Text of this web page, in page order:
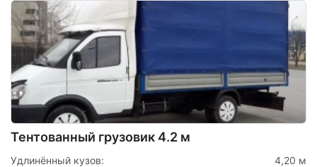
Тентованный грузовик 4.2 м
Удлинённый кузов:
4,20 м